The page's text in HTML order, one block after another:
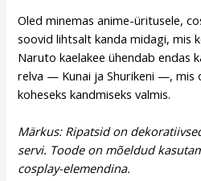
Oled minemas anime-üritusele,
soovid lihtsalt kanda midagi, mis
Naruto kaelakee ühendab endas
relva — Kunai ja Shurikeni —, mis
koheseks kandmiseks valmis.
Märkus: Ripatsid on
servi. Toode on mõeldud
cosplay-elemendina.